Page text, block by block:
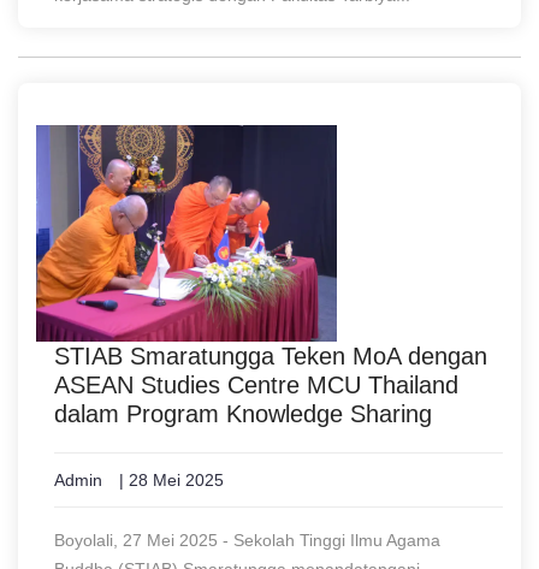
STIAB Smaratungga Teken MoA dengan
ASEAN Studies Centre MCU Thailand
dalam Program Knowledge Sharing
Admin | 28 Mei 2025
Boyolali, 27 Mei 2025 - Sekolah Tinggi Ilmu Agama